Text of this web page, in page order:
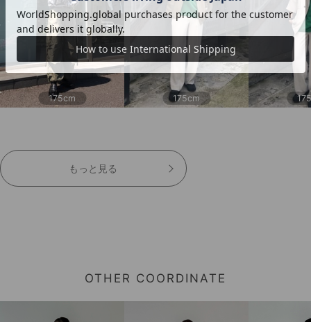
175cm 175cm
もっと見る
OTHER COORDINATE